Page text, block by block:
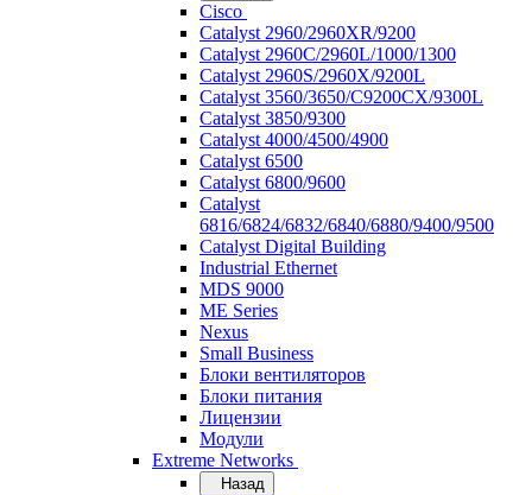
Cisco
Catalyst 2960/2960XR/9200
Catalyst 2960C/2960L/1000/1300
Catalyst 2960S/2960X/9200L
Catalyst 3560/3650/C9200CX/9300L
Catalyst 3850/9300
Catalyst 4000/4500/4900
Catalyst 6500
Catalyst 6800/9600
Catalyst
6816/6824/6832/6840/6880/9400/9500
Catalyst Digital Building
Industrial Ethernet
MDS 9000
ME Series
Nexus
Small Business
Блоки вентиляторов
Блоки питания
Лицензии
Модули
Extreme Networks
Назад